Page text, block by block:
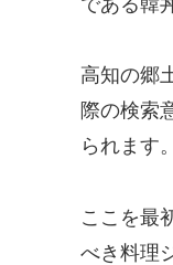
高知の郷
際の検索
られます。
ここを最
べき料理